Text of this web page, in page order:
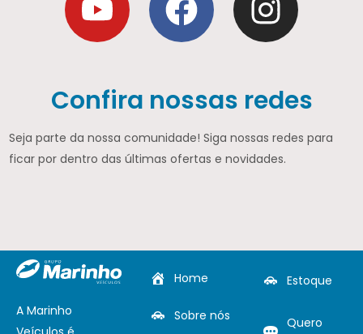
Confira nossas redes
Seja parte da nossa comunidade! Siga nossas redes para
ficar por dentro das últimas ofertas e novidades.
A Marinho
Home
Sobre nós
Estoque
Quero